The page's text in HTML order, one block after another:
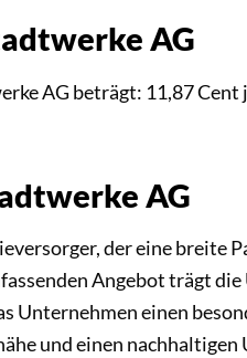
AG
AG beträgt: 11,87 Cent
AG
der eine breite
Angebot trägt
Unternehmen einen
und einen nachhaltigen